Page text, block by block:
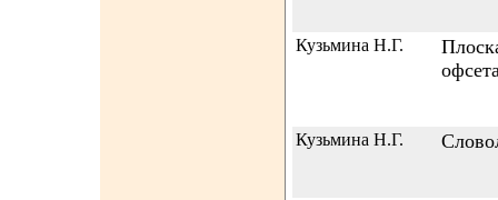
Кузьмина Н.Г.
Кузьмина Н.Г.